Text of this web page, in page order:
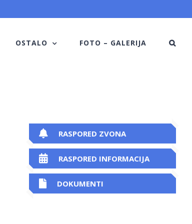
OSTALO FOTO – GALERIJA
RASPORED ZVONA
RASPORED INFORMACIJA
DOKUMENTI